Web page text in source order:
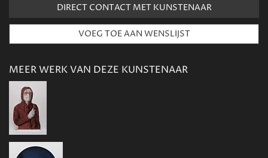
DIRECT CONTACT MET KUNSTENAAR
MEER WERK VAN DEZE KUNSTENAAR